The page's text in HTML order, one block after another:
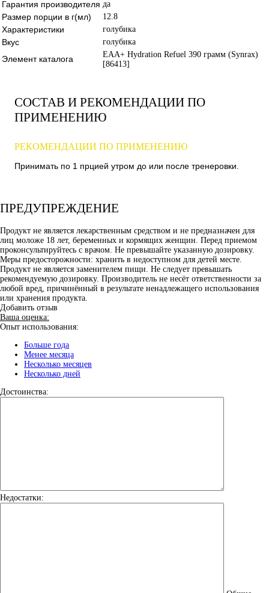
Гарантия производителя да
Размер порции в г(мл) 12.8
Характеристики голубика
Вкус голубика
Элемент каталога
EAA+ Hydration Refuel 390 грамм (Synrax)
[86413]
СОСТАВ И РЕКОМЕНДАЦИИ ПО
ПРИМЕНЕНИЮ
РЕКОМЕНДАЦИИ ПО ПРИМЕНЕНИЮ
Принимать по 1 прцией утром до или после тренеровки.
ПРЕДУПРЕЖДЕНИЕ
Продукт не является лекарственным средством и не предназначен для
лиц моложе 18 лет, беременных и кормящих женщин. Перед приемом
проконсультируйтесь с врачом. Не превышайте указанную дозировку.
Меры предосторожности: хранить в недоступном для детей месте.
Продукт не является заменителем пищи. Не следует превышать
рекомендуемую дозировку. Производитель не несёт ответственности за
любой вред, причинённый в результате ненадлежащего использования
или хранения продукта.
Добавить отзыв
Ваша оценка:
Опыт использования:
Больше года
Менее месяца
Несколько месяцев
Несколько дней
Достоинства:
Недостатки: